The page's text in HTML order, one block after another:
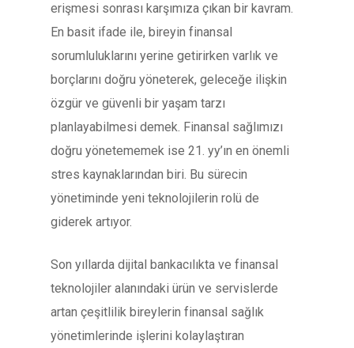
erişmesi sonrası karşımıza çıkan bir kavram.
En basit ifade ile, bireyin finansal
sorumluluklarını yerine getirirken varlık ve
borçlarını doğru yöneterek, geleceğe ilişkin
özgür ve güvenli bir yaşam tarzı
planlayabilmesi demek. Finansal sağlımızı
doğru yönetememek ise 21. yy’ın en önemli
stres kaynaklarından biri. Bu sürecin
yönetiminde yeni teknolojilerin rolü de
giderek artıyor.
Son yıllarda dijital bankacılıkta ve finansal
teknolojiler alanındaki ürün ve servislerde
artan çeşitlilik bireylerin finansal sağlık
yönetimlerinde işlerini kolaylaştıran